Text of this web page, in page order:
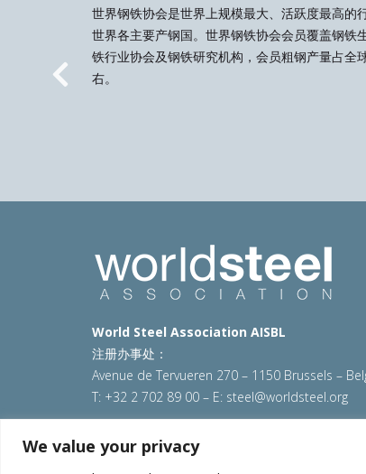
We value your privacy
世界钢铁协会是世界上规模最大、活跃度最高的
世界各主要产钢国。世界钢铁协会会员覆盖钢铁
铁行业协会及钢铁研究机构，会员粗钢产量占全
右。
Previous
World Steel Association AISBL
注册办事处：
Avenue de Tervueren 270 – 1150 Brussels –
T: +32 2 702 89 00 – E: steel@worldsteel.org
VAT Number BE 0406.597.373